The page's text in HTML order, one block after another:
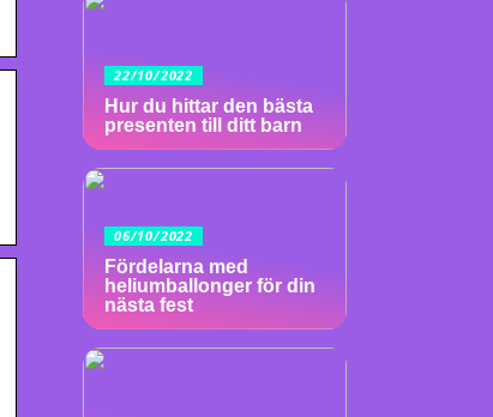
22/10/2022
Hur du hittar den bästa
presenten till ditt barn
06/10/2022
Fördelarna med
heliumballonger för din
nästa fest